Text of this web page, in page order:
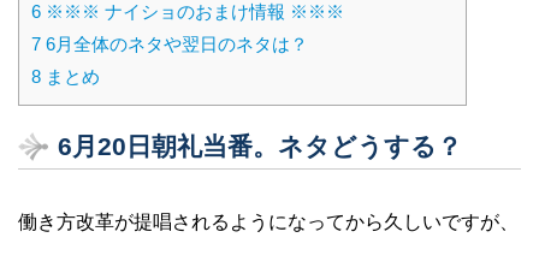
6 ※※※ ナイショのおまけ情報 ※※※
7 6月全体のネタや翌日のネタは？
8 まとめ
6月20日朝礼当番。ネタどうする？
働き方改革が提唱されるようになってから久しいですが、